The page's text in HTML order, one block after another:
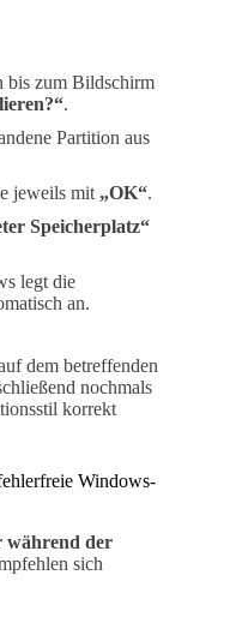
bis zum Bildschirm
.
Partition aus
jeweils mit „OK“.
Speicherplatz“
legt die
an.
dem betreffenden
nochmals
korrekt
Windows-
während der
sich